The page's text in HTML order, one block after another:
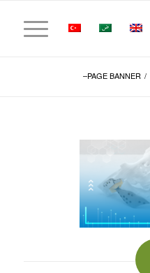
/
PAGE BANNER–